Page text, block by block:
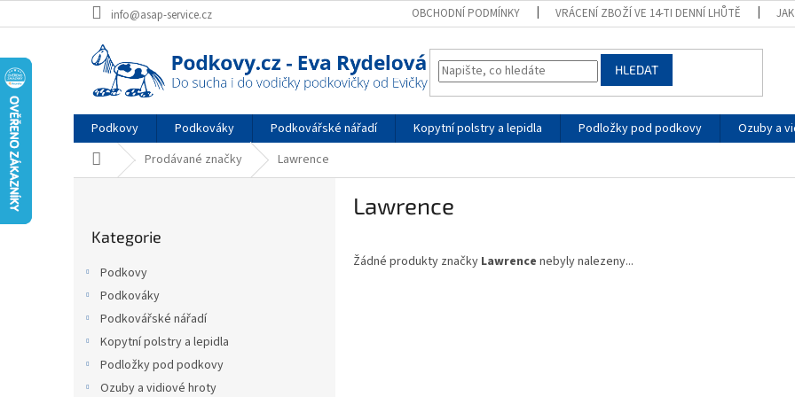
na
info@asap-service.cz OBCHODNÍ PODMÍNKY VRÁCENÍ ZBOŽÍ VE 14-TI DENNÍ LHŮTĚ
HLEDAT
Podkovy Podkováky Podkovářské nářadí Kopytní polstry a lepidla Podložky pod podkovy Ozuby a
Domů Prodávané značky Lawrence
kategorie
Kategorie
Podkovy
Podkováky
Podkovářské nářadí
Kopytní polstry a lepidla
Podložky pod podkovy
Ozuby a vidiové hroty
Lawrence
Žádné produkty značky Lawrence nebyly nalezeny...